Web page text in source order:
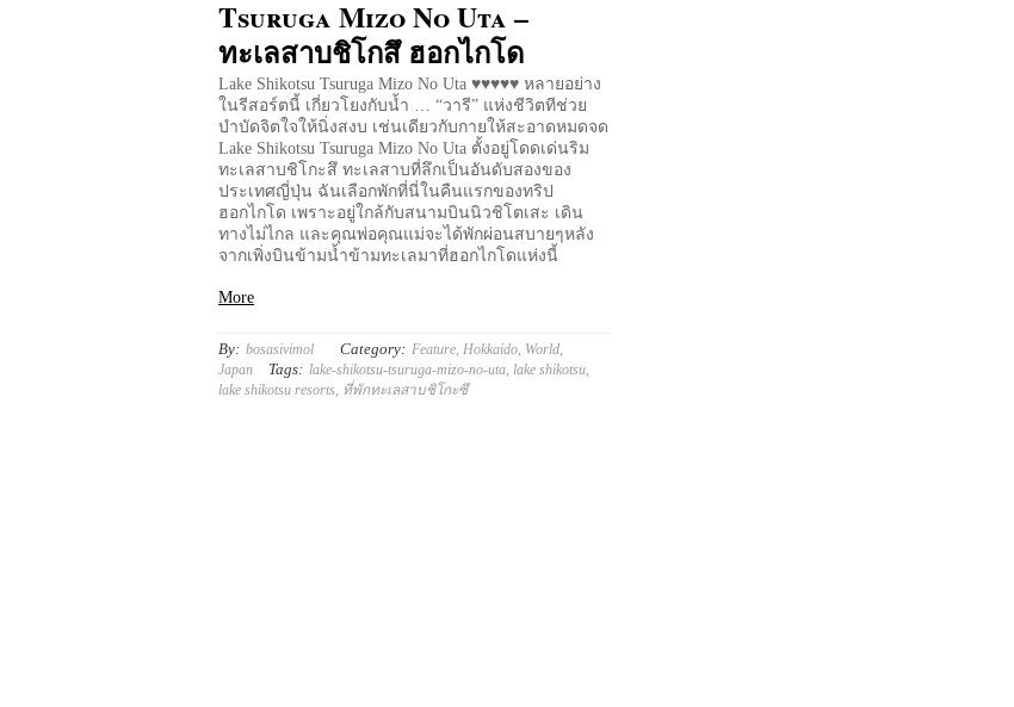
Tsuruga Mizo No Uta –
ทะเลสาบชิโกสึ ฮอกไกโด
Lake Shikotsu Tsuruga Mizo No Uta ♥♥♥♥♥ หลายอย่าง
ในรีสอร์ตนี้ เกี่ยวโยงกับน้ำ … “วารี” แห่งชีวิตทีช่วย
บำบัดจิตใจให้นิ่งสงบ เช่นเดียวกับกายให้สะอาดหมดจด
Lake Shikotsu Tsuruga Mizo No Uta ตั้งอยู่โดดเด่นริม
ทะเลสาบชิโกะสึ ทะเลสาบที่ลึกเป็นอันดับสองของ
ประเทศญี่ปุ่น ฉันเลือกพักที่นี่ในคืนแรกของทริป
ฮอกไกโด เพราะอยู่ใกล้กับสนามบินนิวชิโตเสะ เดิน
ทางไม่ไกล และคุณพ่อคุณแม่จะได้พักผ่อนสบายๆหลัง
จากเพิ่งบินข้ามน้ำข้ามทะเลมาที่ฮอกไกโดแห่งนี้
More
By: bosasivimol Category: Feature Hokkaido World
Japan
Tags: lake-shikotsu-tsuruga-mizo-no-uta, lake shikotsu,
lake shikotsu resorts
ที่พักทะเลสาบชิโกะซึ